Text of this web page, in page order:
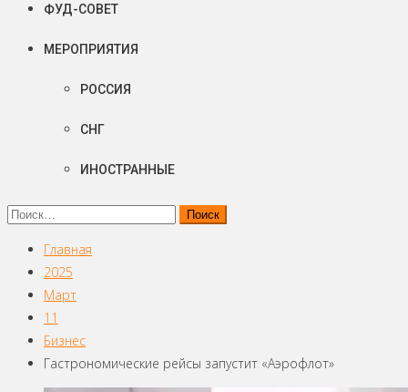
ФУД-СОВЕТ
МЕРОПРИЯТИЯ
РОССИЯ
СНГ
ИНОСТРАННЫЕ
Найти:
Главная
2025
Март
11
Бизнес
Гастрономические рейсы запустит «Аэрофлот»